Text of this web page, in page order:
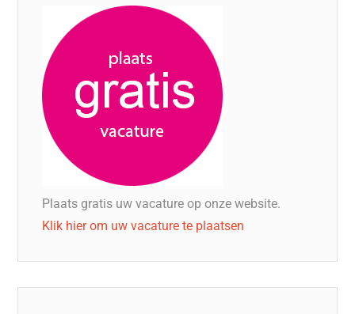
Plaats gratis uw vacature op onze website.
Klik hier om uw vacature te plaatsen